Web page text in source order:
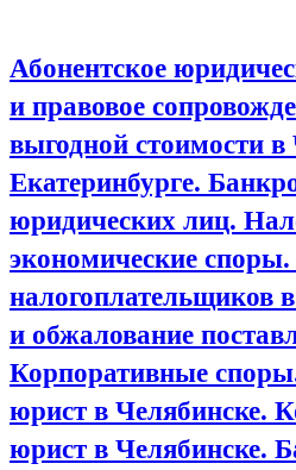
Абонентское
и правовое
выгодной стоимости в
Екатеринбурге.
юридических лиц.
экономические
налогоплательщиков
и обжалование
Корпоративные
юрист в Челябинске.
юрист в Челябинске.